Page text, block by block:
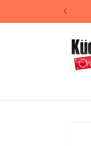
Inhalt